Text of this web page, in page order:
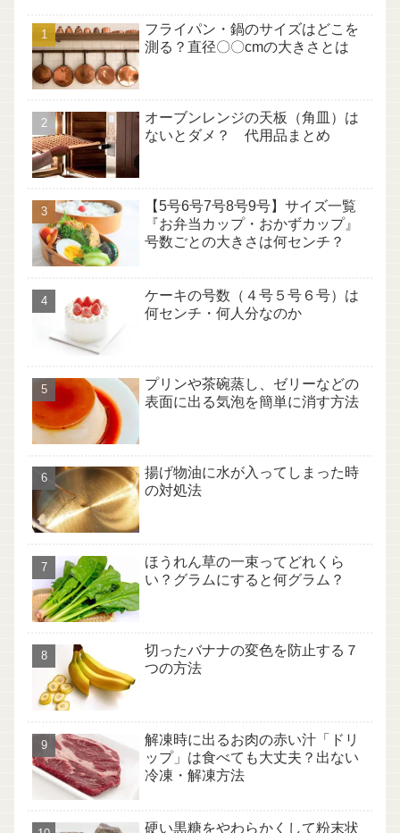
フライパン・鍋のサイズはどこを
測る？直径〇〇cmの大きさとは
オーブンレンジの天板（角皿）は
ないとダメ？ 代用品まとめ
【5号6号7号8号9号】サイズ一覧
『お弁当カップ・おかずカップ』
号数ごとの大きさは何センチ？
ケーキの号数（４号５号６号）は
何センチ・何人分なのか
プリンや茶碗蒸し、ゼリーなどの
表面に出る気泡を簡単に消す方法
揚げ物油に水が入ってしまった時
の対処法
ほうれん草の一束ってどれくら
い？グラムにすると何グラム？
切ったバナナの変色を防止する７
つの方法
解凍時に出るお肉の赤い汁「ドリ
ップ」は食べても大丈夫？出ない
冷凍・解凍方法
硬い黒糖をやわらかくして粉末状